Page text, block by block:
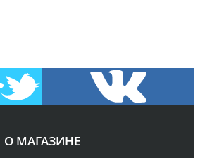
О МАГАЗИНЕ